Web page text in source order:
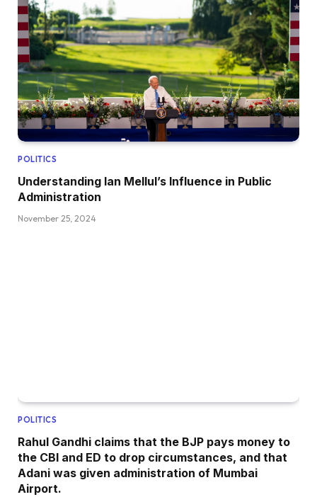
POLITICS
Understanding Ian Mellul’s Influence in Public
Administration
November 25, 2024
POLITICS
Rahul Gandhi claims that the BJP pays money to
the CBI and ED to drop circumstances, and that
Adani was given administration of Mumbai
Airport.